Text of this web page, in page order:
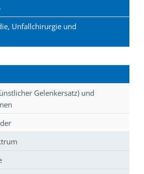
Unfallchirurgie und
Gelenkersatz) und